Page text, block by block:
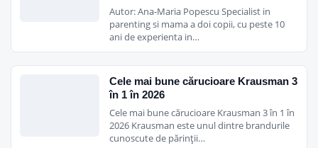
Autor: Ana-Maria Popescu Specialist in
parenting si mama a doi copii, cu peste 10
ani de experienta in…
Cele mai bune cărucioare Krausman 3
în 1 în 2026
Cele mai bune cărucioare Krausman 3 în 1 în
2026 Krausman este unul dintre brandurile
cunoscute de părinții…